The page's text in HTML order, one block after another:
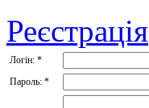
Реєстрація
Логін: *
Пароль: *